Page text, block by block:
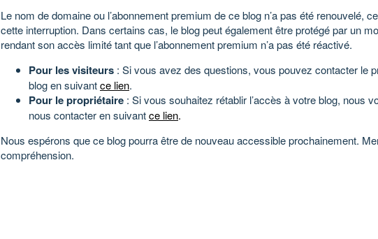
Le nom de domaine ou l’abonnement premium de ce blog n’a pas été renouvelé,
cette interruption. Dans certains cas, le blog peut également être protégé par un
rendant son accès limité tant que l’abonnement premium n’a pas été réactivé.
Pour les visiteurs : Si vous avez des questions, vous pouvez contacter le
blog en suivantce lien.
Pour le propriétaire : Si vous souhaitez rétablir l’accès à votre blog, nous
nous contacter en suivantce lien.
Nous espérons que ce blog pourra être de nouveau accessible prochainement.
compréhension.